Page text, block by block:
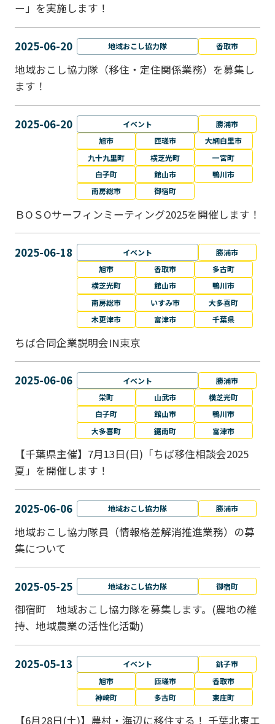
ー」を実施します！
2025-06-20 地域おこし協力隊 香取市
地域おこし協力隊（移住・定住関係業務）を募集し
ます！
2025-06-20 イベント
勝浦市
旭市
匝瑳市
大網白里市
九十九里町
横芝光町
一宮町
白子町
館山市
鴨川市
南房総市
御宿町
ＢОＳОサーフィンミーティング2025を開催します！
2025-06-18 イベント
勝浦市
旭市
香取市
多古町
横芝光町
館山市
鴨川市
南房総市
いすみ市
大多喜町
木更津市
富津市 千葉県
ちば合同企業説明会IN東京
2025-06-06 イベント
勝浦市
栄町
山武市
横芝光町
白子町
館山市
鴨川市
大多喜町
鋸南町 富津市
【千葉県主催】7月13日(日)「ちば移住相談会2025
夏」を開催します！
2025-06-06 地域おこし協力隊 勝浦市
地域おこし協力隊員（情報格差解消推進業務）の募
集について
2025-05-25 地域おこし協力隊 御宿町
御宿町 地域おこし協力隊を募集します。(農地の維
持、地域農業の活性化活動)
2025-05-13 イベント
銚子市
旭市
匝瑳市
香取市
神崎町
多古町 東庄町
【6月28日(土)】農村・海辺に移住する！ 千葉北東エ